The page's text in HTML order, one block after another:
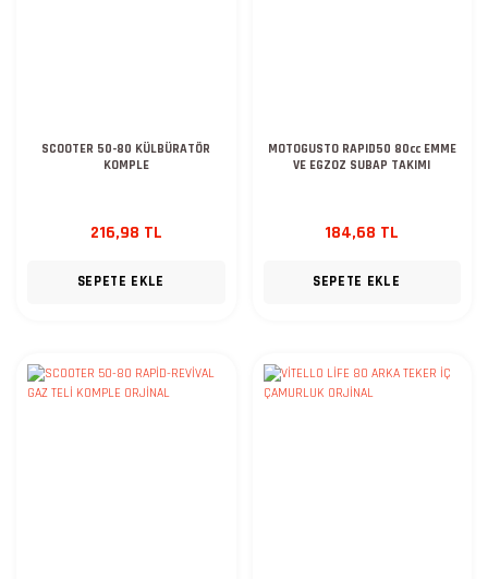
SCOOTER 50-80 KÜLBÜRATÖR
KOMPLE
216,98 TL
SEPETE EKLE
MOTOGUSTO RAPID50 80cc EMME
VE EGZOZ SUBAP TAKIMI
184,68 TL
SEPETE EKLE